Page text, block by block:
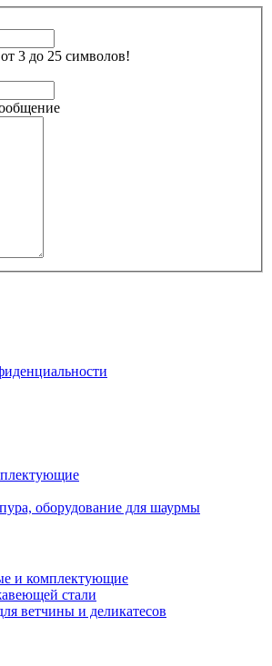
3 до 25 символов!
оборудование для шаурмы
и комплектующие
стали
ветчины и деликатесов